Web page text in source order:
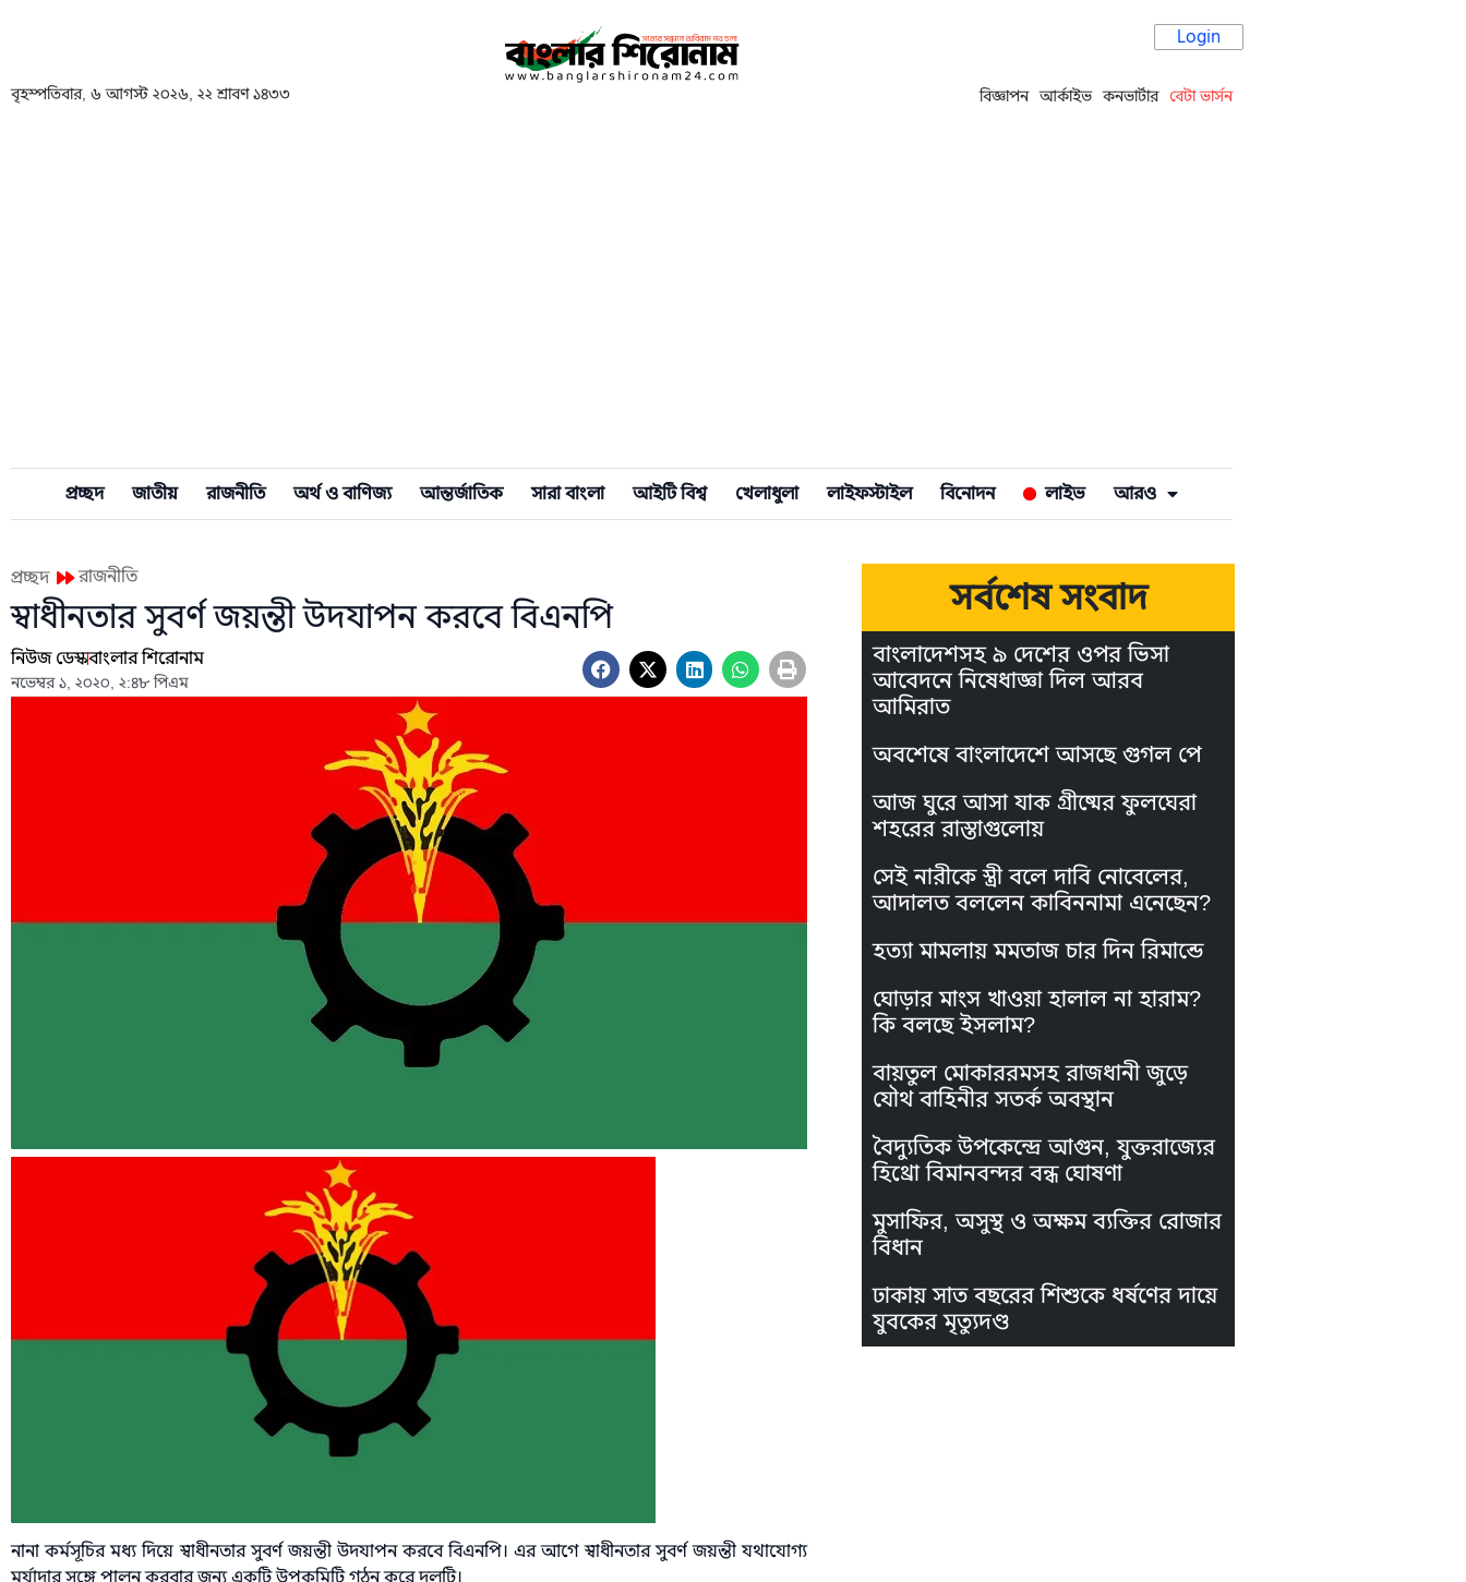
Login
বৃহস্পতিবার, ৬ আগস্ট ২০২৬, ২২ শ্রাবণ ১৪৩৩ বিজ্ঞাপন আর্কাইভ কনভার্টার বেটা ভার্সন
প্রচ্ছদ জাতীয় রাজনীতি অর্থ ও বাণিজ্য আন্তর্জাতিক সারা বাংলা আইটি বিশ্ব খেলাধুলা লাইফস্টাইল বিনোদন লাইভ আরও
প্রচ্ছদ রাজনীতি
স্বাধীনতার সুবর্ণ জয়ন্তী উদযাপন করবে বিএনপি
নিউজ ডেস্কবাংলার শিরোনাম
নভেম্বর ১, ২০২০, ২:৪৮ পিএম
নানা কর্মসূচির মধ্য দিয়ে স্বাধীনতার সুবর্ণ জয়ন্তী উদযাপন করবে বিএনপি। এর আগে স্বাধীনতার সুবর্ণ জয়ন্তী যথাযোগ্য
সর্বশেষ সংবাদ
বাংলাদেশসহ ৯ দেশের ওপর ভিসা
আবেদনে নিষেধাজ্ঞা দিল আরব
আমিরাত
অবশেষে বাংলাদেশে আসছে গুগল পে
আজ ঘুরে আসা যাক গ্রীষ্মের ফুলঘেরা
শহরের রাস্তাগুলোয়
সেই নারীকে স্ত্রী বলে দাবি নোবেলের,
আদালত বললেন কাবিননামা এনেছেন?
হত্যা মামলায় মমতাজ চার দিন রিমান্ডে
ঘোড়ার মাংস খাওয়া হালাল না হারাম?
কি বলছে ইসলাম?
বায়তুল মোকাররমসহ রাজধানী জুড়ে
যৌথ বাহিনীর সতর্ক অবস্থান
বৈদ্যুতিক উপকেন্দ্রে আগুন, যুক্তরাজ্যের
হিথ্রো বিমানবন্দর বন্ধ ঘোষণা
মুসাফির, অসুস্থ ও অক্ষম ব্যক্তির রোজার
বিধান
ঢাকায় সাত বছরের শিশুকে ধর্ষণের দায়ে
যুবকের মৃত্যুদণ্ড